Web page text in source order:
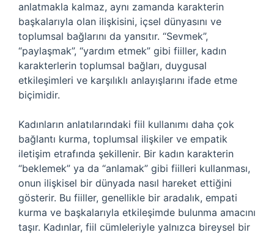
anlatmakla kalmaz, aynı zamanda karakterin
başkalarıyla olan ilişkisini, içsel dünyasını ve
toplumsal bağlarını da yansıtır. “Sevmek”,
“paylaşmak”, “yardım etmek” gibi fiiller, kadın
karakterlerin toplumsal bağları, duygusal
etkileşimleri ve karşılıklı anlayışlarını ifade etme
biçimidir.
Kadınların anlatılarındaki fiil kullanımı daha çok
bağlantı kurma, toplumsal ilişkiler ve empatik
iletişim etrafında şekillenir. Bir kadın karakterin
“beklemek” ya da “anlamak” gibi fiilleri kullanması,
onun ilişkisel bir dünyada nasıl hareket ettiğini
gösterir. Bu fiiller, genellikle bir aradalık, empati
kurma ve başkalarıyla etkileşimde bulunma amacını
taşır. Kadınlar, fiil cümleleriyle yalnızca bireysel bir